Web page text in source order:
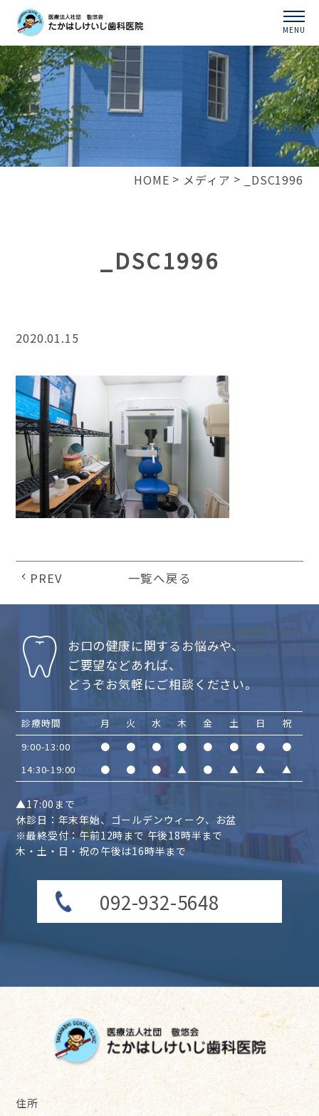
MENU
HOME メディア _DSC1996
_DSC1996
2020.01.15
PREV 一覧へ戻る
お口の健康に関するお悩みや、
ご要望などあれば、
どうぞお気軽にご相談ください。
診療時間 月 火 水 木 金 土 日
祝
9:00-13:00
● ● ● ● ● ● ●
●
14:30-19:00
● ● ● ▲ ● ▲ ▲ ▲
▲17:00まで
休診日：年末年始、ゴールデンウィーク、お盆
※最終受付：午前12時まで 午後18時半まで
木・土・日・祝の午後は16時半まで
092-932-5648
住所